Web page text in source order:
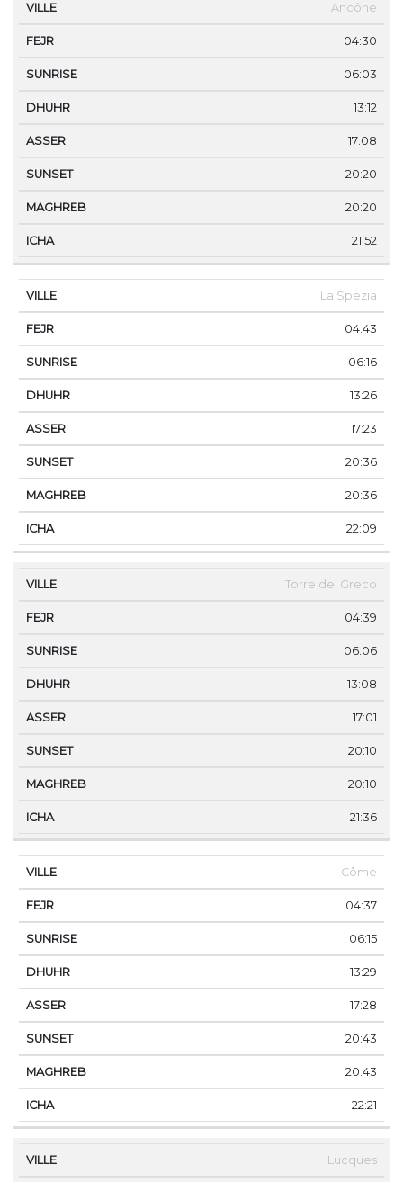
Ancône
04:30
06:03
13:12
17:08
20:20
20:20
21:52
La Spezia
04:43
06:16
13:26
17:23
20:36
20:36
22:09
Torre del Greco
04:39
06:06
13:08
17:01
20:10
20:10
21:36
Côme
04:37
06:15
13:29
17:28
20:43
20:43
22:21
Lucques